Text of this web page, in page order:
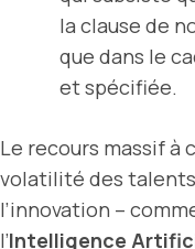
la clause de
que dans le
et spécifiée.
Le recours massif à
volatilité des
l’innovation –
l’Intelligence